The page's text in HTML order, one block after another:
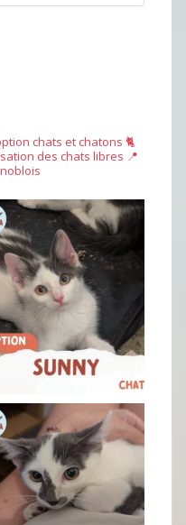
chats et chatons 🐈
des chats libres 📍